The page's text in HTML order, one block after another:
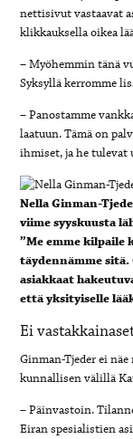
nettisivut vastaavat
klikkauksella oikea
– Myöhemmin tänä
Syksyllä kerromme
– Panostamme
laatuun. Tämä on
ihmiset, ja he tulevat
Nella Ginman-
viime syyskuusta
”Me emme kilpaile
täydennämme
asiakkaat
että yksityiselle
Ei
Ginman-Tjeder ei
kunnallisen välillä
– Päinvastoin.
Eiran spesialistien